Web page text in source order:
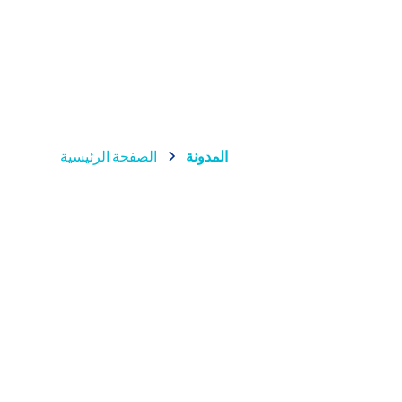
الصفحة الرئيسية المدونة